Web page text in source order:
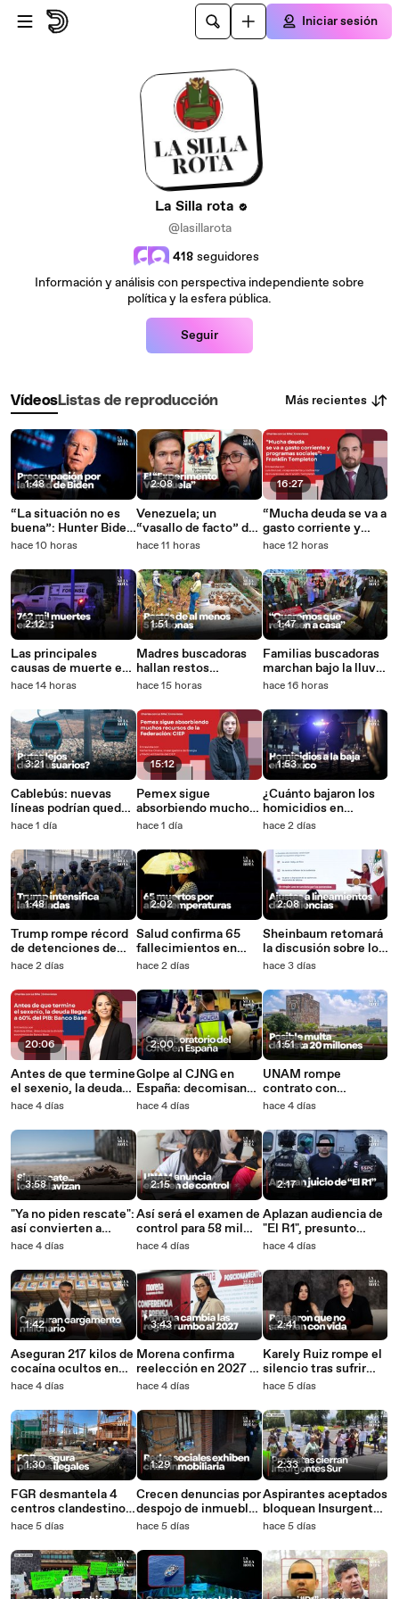
Saltar al contenido principal
Iniciar sesión
La Silla rota
@lasillarota
418 seguidores
Información y análisis con perspectiva independiente sobre
política y la esfera pública.
Seguir
VídeosListas de reproducción Más recientes
1:48
“La situación no es
buena”: Hunter Biden
sobre el cáncer de su
hace 10 horas
2:12
Las principales
causas de muerte en
México durante 2025
hace 14 horas
3:21
Cablebús: nuevas
líneas podrían quedar
lejos de las zonas con
hace 1 día
1:48
Trump rompe récord
de detenciones de
migrantes en julio
hace 2 días
20:06
Antes de que termine
el sexenio, la deuda
llegará a 60% del PIB:
hace 4 días
3:58
"Ya no piden rescate":
así convierten a
migrantes en
Juárez
hace 4 días
1:42
Aseguran 217 kilos de
cocaína ocultos en
camioneta en Tlalpan
hace 4 días
1:30
FGR desmantela 4
centros clandestinos
de procesamiento de
hace 5 días
2:08
Venezuela; un
“vasallo de facto” de
Estados Unidos
hace 11 horas
1:51
Madres buscadoras
hallan restos
humanos en Chiapas
hace 15 horas
15:12
Pemex sigue
absorbiendo muchos
recursos de la
hace 1 día
2:02
Salud confirma 65
fallecimientos en
México por calor
hace 2 días
2:00
Golpe al CJNG en
España: decomisan
2.4 toneladas de
hace 4 días
2:15
Así será el examen de
control para 58 mil
aspirantes de la
hace 4 días
3:43
Morena confirma
reelección en 2027 y
cambia reglas para
hace 4 días
1:29
Crecen denuncias por
despojo de inmuebles
en CDMX; millones
hace 5 días
16:27
“Mucha deuda se va a
gasto corriente y
programas sociales”:
hace 12 horas
1:47
Familias buscadoras
marchan bajo la lluvia
por sus
hace 16 horas
1:53
¿Cuánto bajaron los
homicidios en
México? Cifra del
gobierno
hace 2 días
2:08
Sheinbaum retomará
la discusión sobre los
derechos de las
semana
hace 3 días
1:51
UNAM rompe
contrato con
Territorium Life y
hace 4 días
2:17
Aplazan audiencia de
"El R1", presunto
autor intelectual del
Manzo
hace 4 días
2:41
Karely Ruiz rompe el
silencio tras sufrir
robo con violencia
hace 5 días
2:33
Aspirantes aceptados
bloquean Insurgentes
por examen de
hace 5 días